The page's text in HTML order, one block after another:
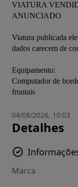
VIATURA
ANUNCIADO
Viatura publicada
dados carecem de
Equipamento:
Computador de
frontais
04/08/2026, 10:03
Detalhes
Marca